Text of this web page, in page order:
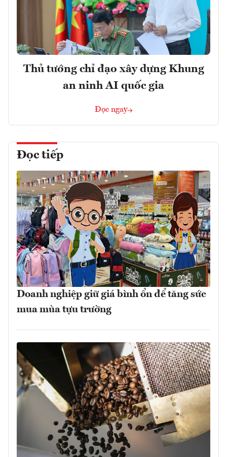
Thủ tướng chỉ đạo xây dựng Khung
an ninh AI quốc gia
Đọc ngay
Đọc tiếp
Doanh nghiệp giữ giá bình ổn để tăng sức
mua mùa tựu trường